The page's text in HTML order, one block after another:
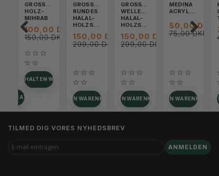
GROSSER H
OLZ-M
IHRAB
100,00 DKK
150,00 DKK
ERHALTEN WENN WIEDER AUF LAGER
ANSEHEN
GROSSES R
UNDES H
ALAL-H
OLZSCHILD
150,00 DKK
299,00 DKK
IN DEN WARENKORB
GROSSES W
ELLENFÖRMIGES H
ALAL-H
150,00 DKK
299,00 DKK
IN DEN WARENKORB
MEDINA
50,00 DKK
75,00 DKK
IN DEN WARENKORBIN
TILMED DIG VORES NYHEDSBREV
E-
MAIL
ANMELDEN